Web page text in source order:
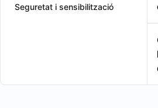
Seguretat i sensibilització